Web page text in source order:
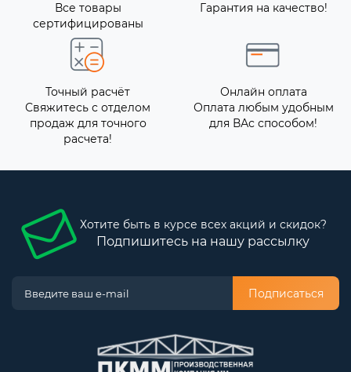
Все товары
сертифицированы
Гарантия на качество!
Точный расчёт
Свяжитесь с отделом
продаж для точного
расчета!
Онлайн оплата
Оплата любым удобным
для ВАс способом!
Хотите быть в курсе всех акций и скидок?
Подпишитесь на нашу рассылку
Подписаться